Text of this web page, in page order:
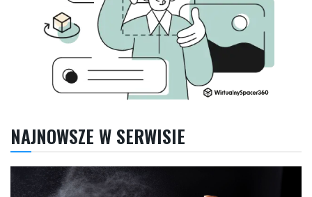
NAJNOWSZE W SERWISIE